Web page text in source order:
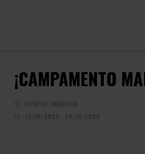
¡CAMPAMENTO
FLYSPOT VARSOVIA
10/10/2022 - 14/10/2022